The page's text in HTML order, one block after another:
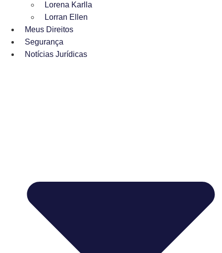
Lorena Karlla
Lorran Ellen
Meus Direitos
Segurança
Notícias Jurídicas